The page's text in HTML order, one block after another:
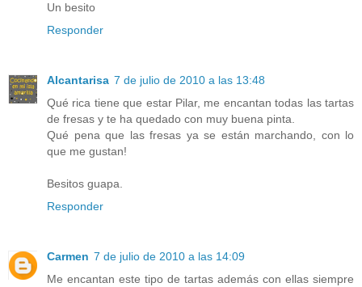
Un besito
Responder
Alcantarisa 7 de julio de 2010 a las 13:48
Qué rica tiene que estar Pilar, me encantan todas las tartas
de fresas y te ha quedado con muy buena pinta.
Qué pena que las fresas ya se están marchando, con lo
que me gustan!
Besitos guapa.
Responder
Carmen 7 de julio de 2010 a las 14:09
Me encantan este tipo de tartas además con ellas siempre